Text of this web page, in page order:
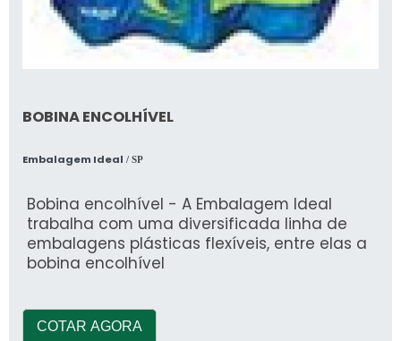
BOBINA ENCOLHÍVEL
Embalagem Ideal / SP
Bobina encolhível - A Embalagem Ideal
trabalha com uma diversificada linha de
embalagens plásticas flexíveis, entre elas a
bobina encolhível
COTAR AGORA